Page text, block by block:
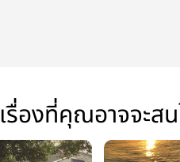
เรื่องที่คุณอาจจะสน